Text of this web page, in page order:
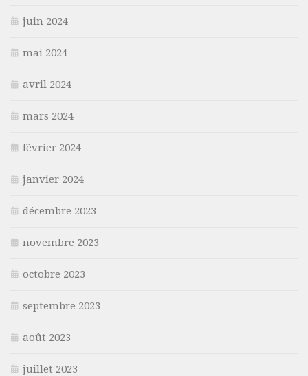
juin 2024
mai 2024
avril 2024
mars 2024
février 2024
janvier 2024
décembre 2023
novembre 2023
octobre 2023
septembre 2023
août 2023
juillet 2023